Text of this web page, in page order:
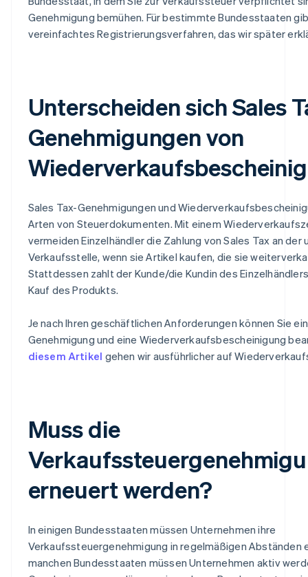
Genehmigung bemühen. Für bestimmte Bundesstaaten
vereinfachtes Registrierungsverfahren, das wir später
Unterscheiden sich Sales
Genehmigungen von
Sales Tax-Genehmigungen und
Arten von Steuerdokumenten. Mit einem
vermeiden Einzelhändler die Zahlung von Sales Tax an der
Verkaufsstelle, wenn sie Artikel kaufen, die sie
Stattdessen zahlt der Kunde/die Kundin des
Kauf des Produkts.
Je nach Ihren geschäftlichen Anforderungen können Sie
Genehmigung und eine Wiederverkaufsbescheinigung
diesem Artikel gehen wir ausführlicher auf
Muss die
erneuert werden?
In einigen Bundesstaaten müssen Unternehmen ihre
Verkaufssteuergenehmigung in regelmäßigen Abständen
manchen Bundesstaaten müssen Unternehmen aktiv